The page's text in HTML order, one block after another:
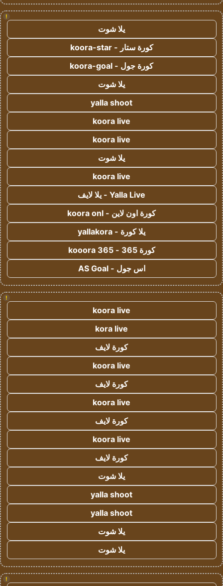
!
يلا شوت
كورة ستار - koora-star
كورة جول - koora-goal
يلا شوت
yalla shoot
koora live
koora live
يلا شوت
koora live
Yalla Live - يلا لايف
كورة اون لاين - koora onl
يلا كورة - yallakora
كورة 365 - kooora 365
اس جول - AS Goal
!
koora live
kora live
كورة لايف
koora live
كورة لايف
koora live
كورة لايف
koora live
كورة لايف
يلا شوت
yalla shoot
yalla shoot
يلا شوت
يلا شوت
!